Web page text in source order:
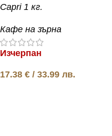
Capri 1 кг.
Кафе на зърна
Изчерпан
17.38 € / 33.99 лв.